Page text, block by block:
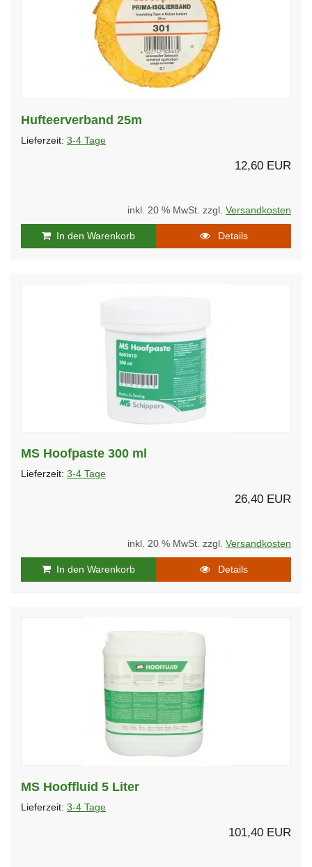
Hufteerverband 25m
Lieferzeit: 3-4 Tage
12,60 EUR
inkl. 20 % MwSt. zzgl. Versandkosten
In den Warenkorb Details
MS Hoofpaste 300 ml
Lieferzeit: 3-4 Tage
26,40 EUR
inkl. 20 % MwSt. zzgl. Versandkosten
In den Warenkorb Details
MS Hooffluid 5 Liter
Lieferzeit: 3-4 Tage
101,40 EUR